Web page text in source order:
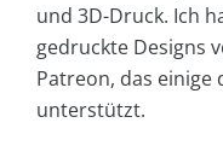
und 3D-Druck. Ich
gedruckte Designs
Patreon, das einige
unterstützt.